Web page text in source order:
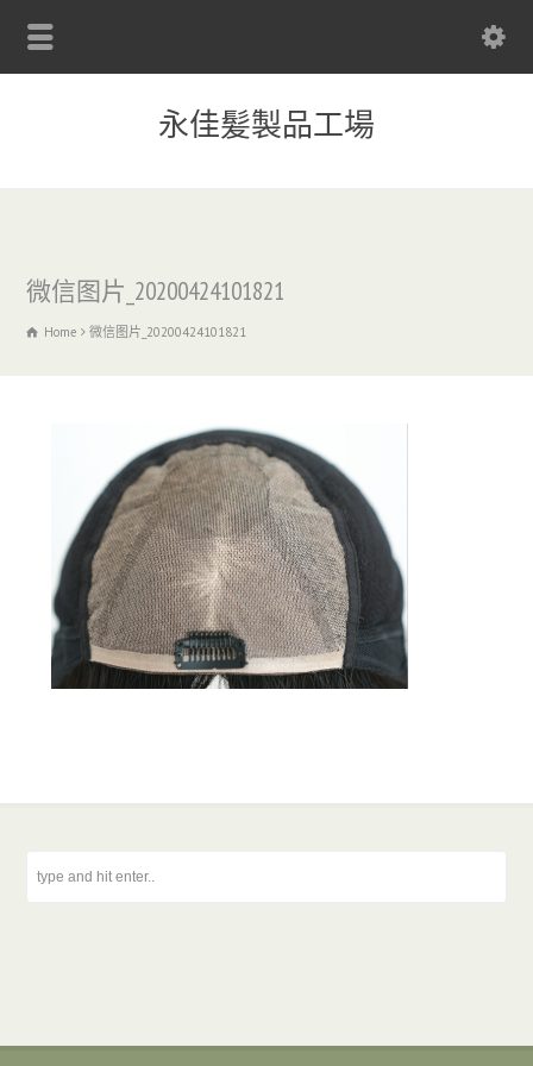
永佳髪製品工場
微信图片_20200424101821
Home 微信图片_20200424101821